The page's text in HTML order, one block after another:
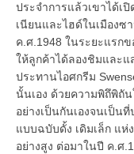
ประจำการแล้วเขาได้เ
เนียนและไฮด์ในเมือง
ค.ศ.1948 ในระยะแรกข
ให้ลูกค้าได้ลองชิมและแ
ประทานไอศกรีม
นั้นเอง ด้วยความพิถึพิถั
อย่างเป็นกันเองจนเป็น
แบบฉบับดั้ง เดิมเล็ก แห่
อย่างสูง ต่อมาในปี ค.ศ